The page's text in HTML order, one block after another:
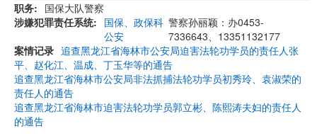
职务
国保大队警察
涉嫌犯罪责任系统
国保、政保科
公安
警察孙丽颖：办0453-
7336643、13351132177
案情记录 追查黑龙江省海林市公安局迫害法轮功学员的责任人张
平、赵化江、温成、丁玉华等的通告
追查黑龙江省海林市公安局非法抓捕法轮功学员初秀玲、袁淑荣的
责任人的通告
追查黑龙江省海林市迫害法轮功学员郭立彬、陈熙涛夫妇的责任人
的通告